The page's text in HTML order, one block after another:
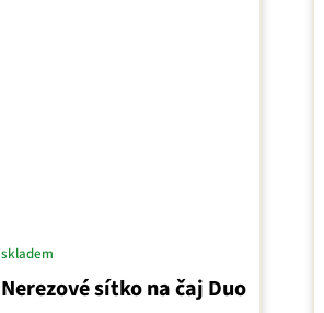
Nerezové sítko na čaj Duo
skladem